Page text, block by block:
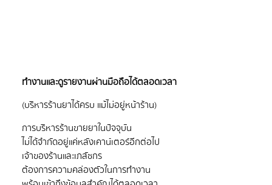
ทำงานและดูรายงานผ่านมือถือได้ตลอดเวลา
(บริหารร้านยาได้ครบ แม้ไม่อยู่หน้าร้าน)
การบริหารร้านขายยาในปัจจุบัน
ไม่ได้จำกัดอยู่แค่หลังเคาน์เตอร์อีกต่อไป
เจ้าของร้านและเภสัชกร
ต้องการความคล่องตัวในการทำงาน